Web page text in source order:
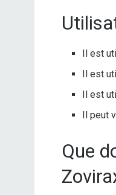
Il est
Il est
Il est
Il peut
Que